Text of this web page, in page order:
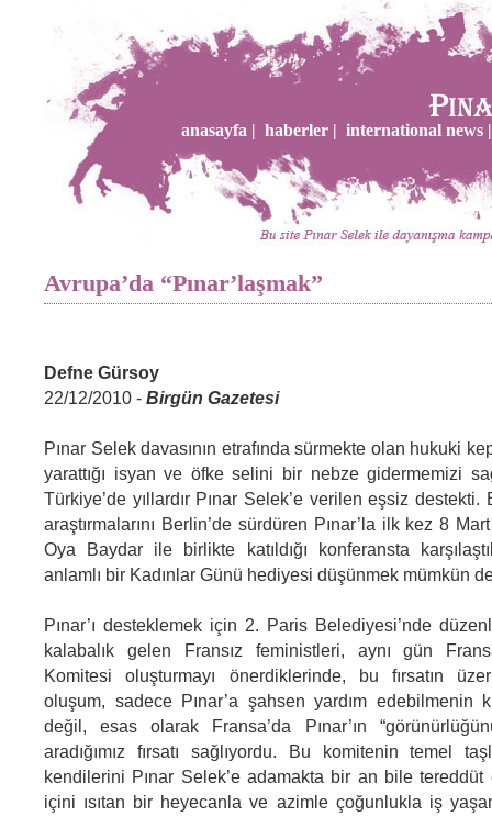
anasayfa | haberler | international news |
Avrupa’da “Pınar’laşmak”
Defne Gürsoy
22/12/2010 - Birgün Gazetesi
Pınar Selek davasının etrafında sürmekte olan hukuki
yarattığı isyan ve öfke selini bir nebze gidermemizi
Türkiye’de yıllardır Pınar Selek’e verilen eşsiz
araştırmalarını Berlin’de sürdüren Pınar’la ilk kez 8
Oya Baydar ile birlikte katıldığı konferansta
anlamlı bir Kadınlar Günü hediyesi düşünmek mümkün
Pınar’ı desteklemek için 2. Paris Belediyesi’nde
kalabalık gelen Fransız feministleri, aynı gün
Komitesi oluşturmayı önerdiklerinde, bu fırsatın
oluşum, sadece Pınar’a şahsen yardım edebilmenin
değil, esas olarak Fransa’da Pınar’ın
aradığımız fırsatı sağlıyordu. Bu komitenin temel
kendilerini Pınar Selek’e adamakta bir an bile tereddüt
içini ısıtan bir heyecanla ve azimle çoğunlukla iş